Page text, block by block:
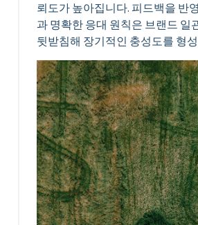
뢰도가 높아집니다. 피드백을 반
과 명확한 응대 원칙은 브랜드 일
뒷받침해 장기적인 충성도를 형